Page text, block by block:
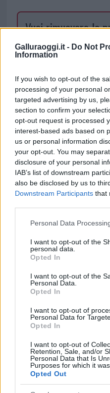
Galluraoggi.it - Do Not
Information
If you wish to opt-out of the
processing of your personal
targeted advertising by us,
section to confirm your
opt-out request is processed
interest-based ads based on
us or personal information
your opt-out. You may
disclosure of your personal
IAB’s list of downstream
also be disclosed by us to
Downstream Participants that
Please note that this
not limited to your visit or
grant or deny consent to
use your data for below
consent section.
Personal Data
I want to opt-out of the
personal data.
Opted In
I want to opt-out of the
Personal Data.
Opted In
I want to opt-out of
Personal Data for
Opted In
I want to opt-out of
Retention, Sale, and/or
Personal Data that Is
Purposes for which it
Opted Out
Vuoi rimuovere le
Puoi abbonarti asoli
Sei già abbonato?
Puoi effettuare
sezioneLogindal
cliccandoqui
TEMI:
Dati Coronavirus
Gimbe Sardegna
Indici
Entra nel
Inviaci le
Su
Ricevi le